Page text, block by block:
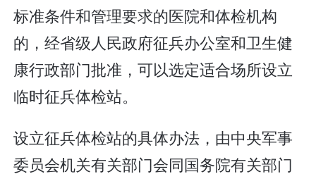
标准条件和管理要求的医院和体检机构
的，经省级人民政府征兵办公室和卫生健
康行政部门批准，可以选定适合场所设立
临时征兵体检站。
设立征兵体检站的具体办法，由中央军事
委员会机关有关部门会同国务院有关部门